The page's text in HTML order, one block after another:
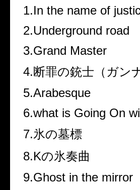
1.In the name of
2.Underground road
3.Grand Master
4.断罪の銃士（ガン
5.Arabesque
6.what is Going On
7.氷の墓標
8.Kの氷奏曲
9.Ghost in the mirror